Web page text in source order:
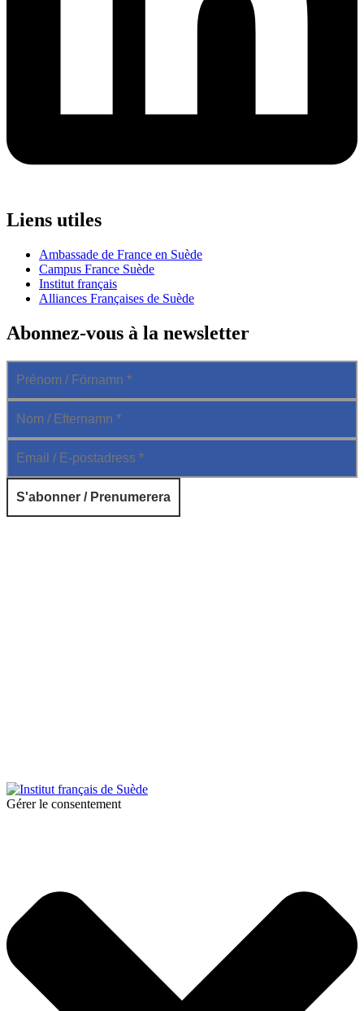
Liens utiles
Ambassade de France en Suède
Campus France Suède
Institut français
Alliances Françaises de Suède
Abonnez-vous à la newsletter
Gérer le consentement